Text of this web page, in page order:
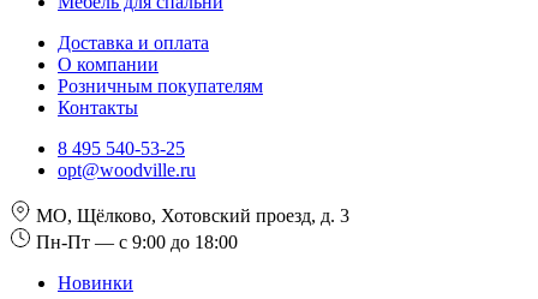
Доставка и оплата
О компании
Розничным покупателям
Контакты
8 495 540-53-25
opt@woodville.ru
МО, Щёлково, Хотовский проезд, д. 3
Пн-Пт — с 9:00 до 18:00
Новинки